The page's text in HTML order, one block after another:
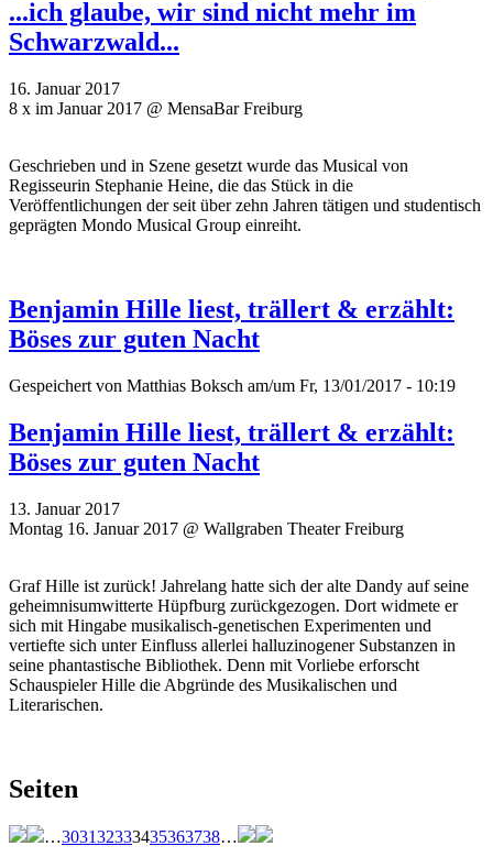
...ich glaube, wir sind nicht mehr im
Schwarzwald...
16. Januar 2017
8 x im Januar 2017 @ MensaBar Freiburg
Geschrieben und in Szene gesetzt wurde das Musical von
Regisseurin Stephanie Heine, die das Stück in die
Veröffentlichungen der seit über zehn Jahren tätigen und studentisch
geprägten Mondo Musical Group einreiht.
Benjamin Hille liest, trällert & erzählt:
Böses zur guten Nacht
Gespeichert von Matthias Boksch am/um Fr, 13/01/2017 - 10:19
Benjamin Hille liest, trällert & erzählt:
Böses zur guten Nacht
13. Januar 2017
Montag 16. Januar 2017 @ Wallgraben Theater Freiburg
Graf Hille ist zurück! Jahrelang hatte sich der alte Dandy auf seine
geheimnisumwitterte Hüpfburg zurückgezogen. Dort widmete er
sich mit Hingabe musikalisch-genetischen Experimenten und
vertiefte sich unter Einfluss allerlei halluzinogener Substanzen in
seine phantastische Bibliothek. Denn mit Vorliebe erforscht
Schauspieler Hille die Abgründe des Musikalischen und
Literarischen.
Seiten
…303132333435363738…